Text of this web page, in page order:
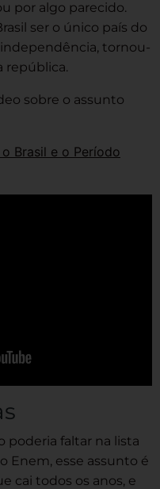
por algo parecido.
ser o único país do
tornou-
república.
sobre o assunto
Brasil e o Período
poderia faltar na lista
Enem, esse assunto é
cai todos os anos, e